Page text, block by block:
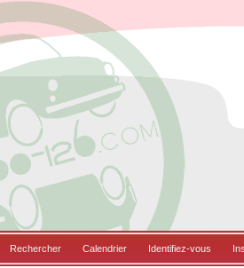
Rechercher Calendrier Identifiez-vous